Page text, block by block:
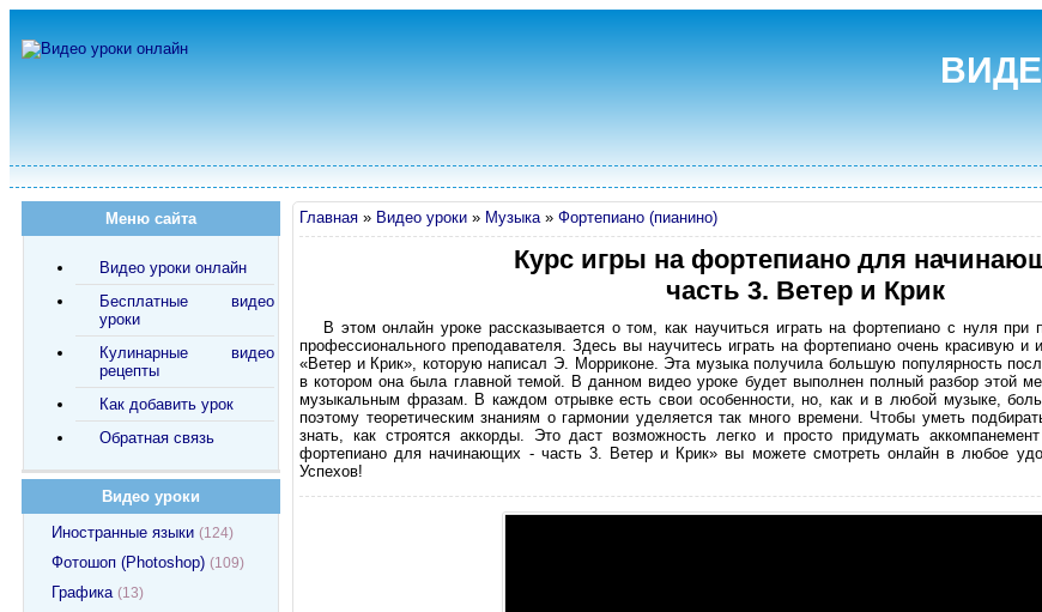
Главная » Видео уроки » Музыка» Фортепиано (пианино)
Курс игры на фортепиано для
часть 3. Ветер и Крик
В этом онлайн уроке рассказывается о том, как научиться играть на фортепиано с нуля
профессионального преподавателя. Здесь вы научитесь играть на фортепиано очень красивую
«Ветер и Крик», которую написал Э. Морриконе. Эта музыка получила большую популярность
в котором она была главной темой. В данном видео уроке будет выполнен полный разбор этой
музыкальным фразам. В каждом отрывке есть свои особенности, но, как и в любой музыке,
поэтому теоретическим знаниям о гармонии уделяется так много времени. Чтобы уметь
знать, как строятся аккорды. Это даст возможность легко и просто придумать
фортепиано для начинающих - часть 3. Ветер и Крик» вы можете смотреть онлайн в любое
Успехов!
Меню сайта
Видео уроки онлайн
Бесплатные видео
уроки
Кулинарные видео
рецепты
Как добавить урок
Обратная связь
Видео уроки
Иностранные языки (124)
Фотошоп (Photoshop) (109)
Графика (13)